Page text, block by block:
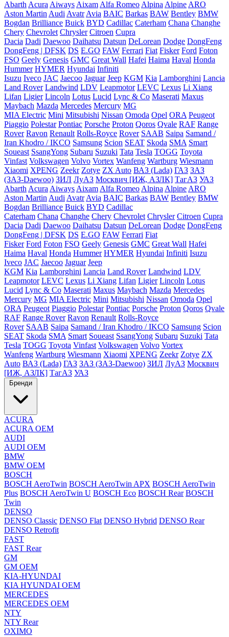
Abarth Acura Aiways Aixam Alfa Romeo Alpina Alpine ARO
Aston Martin Audi Avatr Avia BAIC Barkas BAW Bentley BMW
Bogdan Brilliance Buick BYD Cadillac Caterham Chana Changhe
Chery Chevrolet Chrysler Citroen Cupra
Dacia Dadi Daewoo Daihatsu Datsun DeLorean Dodge DongFeng
DongFeng | DFSK DS E.GO FAW Ferrari Fiat Fisker Ford Foton
FSO Geely Genesis GMC Great Wall Hafei Haima Haval Honda
Hummer HYMER Hyundai Infiniti
Isuzu Iveco JAC Jaecoo Jaguar Jeep KGM Kia Lamborghini Lancia
Land Rover Landwind LDV Leapmotor LEVC Lexus Li Xiang
Lifan Ligier Lincoln Lotus Lucid Lync & Co Maserati Maxus
Maybach Mazda Mercedes Mercury MG
MIA Electric Mini Mitsubishi Nissan Omoda Opel ORA Peugeot
Piaggio Polestar Pontiac Porsche Proton Qoros Qvale RAF Range
Rover Ravon Renault Rolls-Royce Rover SAAB Saipa Samand /
Iran Khodro / IKCO Samsung Scion SEAT Skoda SMA Smart
Soueast SsangYong Subaru Suzuki Tata Tesla TOGG Toyota
Vinfast Volkswagen Volvo Vortex Wanfeng Wartburg Wiesmann
Xiaomi XPENG Zeekr Zotye ZX Auto ВАЗ (Lada) ГАЗ ЗАЗ
(ЗАЗ-Daewoo) ЗИЛ ЛуАЗ Москвич [ИЖ, АЗЛК] ТагАЗ УАЗ
Abarth Acura Aiways Aixam Alfa Romeo Alpina Alpine ARO
Aston Martin Audi Avatr Avia BAIC Barkas BAW Bentley BMW
Bogdan Brilliance Buick BYD Cadillac
Caterham Chana Changhe Chery Chevrolet Chrysler Citroen Cupra
Dacia Dadi Daewoo Daihatsu Datsun DeLorean Dodge DongFeng
DongFeng | DFSK DS E.GO FAW Ferrari Fiat
Fisker Ford Foton FSO Geely Genesis GMC Great Wall Hafei
Haima Haval Honda Hummer HYMER Hyundai Infiniti Isuzu
Iveco JAC Jaecoo Jaguar Jeep
KGM Kia Lamborghini Lancia Land Rover Landwind LDV
Leapmotor LEVC Lexus Li Xiang Lifan Ligier Lincoln Lotus
Lucid Lync & Co Maserati Maxus Maybach Mazda Mercedes
Mercury MG MIA Electric Mini Mitsubishi Nissan Omoda Opel
ORA Peugeot Piaggio Polestar Pontiac Porsche Proton Qoros Qvale
RAF Range Rover Ravon Renault Rolls-Royce
Rover SAAB Saipa Samand / Iran Khodro / IKCO Samsung Scion
SEAT Skoda SMA Smart Soueast SsangYong Subaru Suzuki Tata
Tesla TOGG Toyota Vinfast Volkswagen Volvo Vortex
Wanfeng Wartburg Wiesmann Xiaomi XPENG Zeekr Zotye ZX
Auto ВАЗ (Lada) ГАЗ ЗАЗ (ЗАЗ-Daewoo) ЗИЛ ЛуАЗ Москвич
[ИЖ, АЗЛК] ТагАЗ УАЗ
Бренди
ACURA
ACURA OEM
AUDI
AUDI OEM
BMW
BMW OEM
BOSCH
BOSCH AeroTwin BOSCH AeroTwin APX BOSCH AeroTwin
Plus BOSCH AeroTwin U BOSCH Eco BOSCH Rear BOSCH
Twin
DENSO
DENSO Classic DENSO Flat DENSO Hybrid DENSO Rear
DENSO Retrofit
FAST
FAST Rear
GM
GM OEM
KIA-HYUNDAI
KIA HYUNDAI OEM
MERCEDES
MERCEDES OEM
NTY
NTY Rear
OXIMO